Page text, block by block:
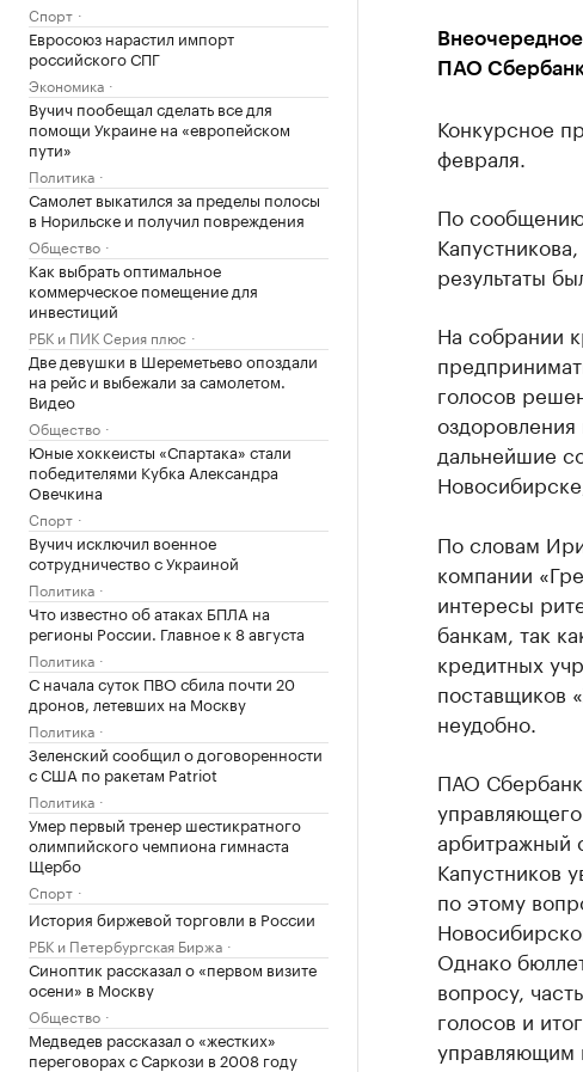
Спорт
Евросоюз нарастил импорт
российского СПГ
Экономика
Вучич пообещал сделать все для
помощи Украине на «европейском
пути»
Политика
Самолет выкатился за пределы полосы
в Норильске и получил повреждения
Общество
Как выбрать оптимальное
коммерческое помещение для
инвестиций
РБК и ПИК Серия плюс
Две девушки в Шереметьево опоздали
на рейс и выбежали за самолетом.
Видео
Общество
Юные хоккеисты «Спартака» стали
победителями Кубка Александра
Овечкина
Спорт
Вучич исключил военное
сотрудничество с Украиной
Политика
Что известно об атаках БПЛА на
регионы России. Главное к 8 августа
Политика
С начала суток ПВО сбила почти 20
дронов, летевших на Москву
Политика
Зеленский сообщил о договоренности
с США по ракетам Patriot
Политика
Умер первый тренер шестикратного
олимпийского чемпиона гимнаста
Щербо
Спорт
История биржевой торговли в России
РБК и Петербургская Биржа
Синоптик рассказал о «первом визите
осени» в Москву
Общество
Медведев рассказал о «жестких»
переговорах с Саркози в 2008 году
ПАО
Конкурсное
февраля.
По
результаты
На собрании
голосов
дальнейшие
По словам
компании
интересы
банкам, так
кредитных
поставщиков
неудобно.
ПАО
арбитражный
Капустников
по этому
Однако
вопросу,
голосов и
управляющим